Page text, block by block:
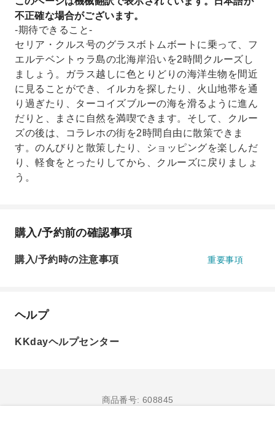
策したり、ショッピングを楽しんだり、軽食をと
ったりしてから、クルーズに戻りましょう。
不正確な場合がございます。
-期待できること-
セリア・クルス号のグラスボトムボートに乗って、フ
エルテベントゥラ島の北海岸沿いを2時間クルーズし
ましょう。ガラス越しに色とりどりの海洋生物を間近
に見ることができ、イルカを探したり、火山地帯を通
り過ぎたり、ターコイズブルーの海を滑るように進ん
だりと、まさに自然を満喫できます。そして、クルー
ズの後は、コラレホの街を2時間自由に散策できま
す。のんびりと散策したり、ショッピングを楽しんだ
り、軽食をとったりしてから、クルーズに戻りましょ
う。
購入/予約前の確認事項
購入/予約時の注意事項 重要事項
ヘルプ
KKdayヘルプセンター
商品番号: 608845